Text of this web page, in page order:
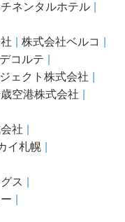
ネンタルホテル
株式会社ベルコ
コルテ
ェクト株式会社
空港株式会社
社
イ札幌
ス